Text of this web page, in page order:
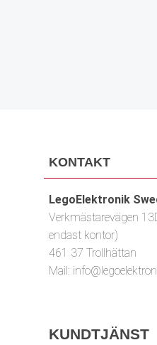
KONTAKT
LegoElektronik
Verkmästarevägen
endast kontor)
461 37 Trollhättan
Mail:
KUNDTJÄNST